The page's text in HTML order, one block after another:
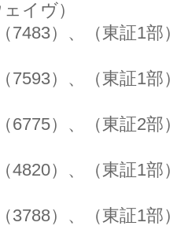
イヴ）
7483）、（東証1部
7593）、（東証1部
6775）、（東証2部
4820）、（東証1部
3788）、（東証1部